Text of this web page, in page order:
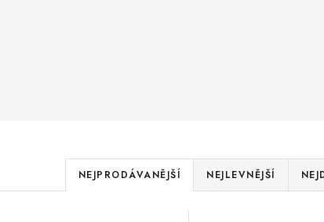
Ř
a
NEJPRODÁVANĚJŠÍ NEJLEVNĚJŠÍ